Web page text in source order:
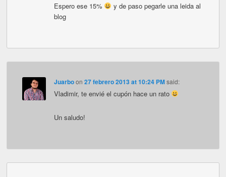
Espero ese 15%
y de paso pegarle una leida al
blog
Juarboon 27 febrero 2013 at 10:24 PM said:
Vladimir, te envié el cupón hace un rato
Un saludo!